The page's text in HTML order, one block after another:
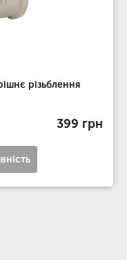
різьблення
399 грн